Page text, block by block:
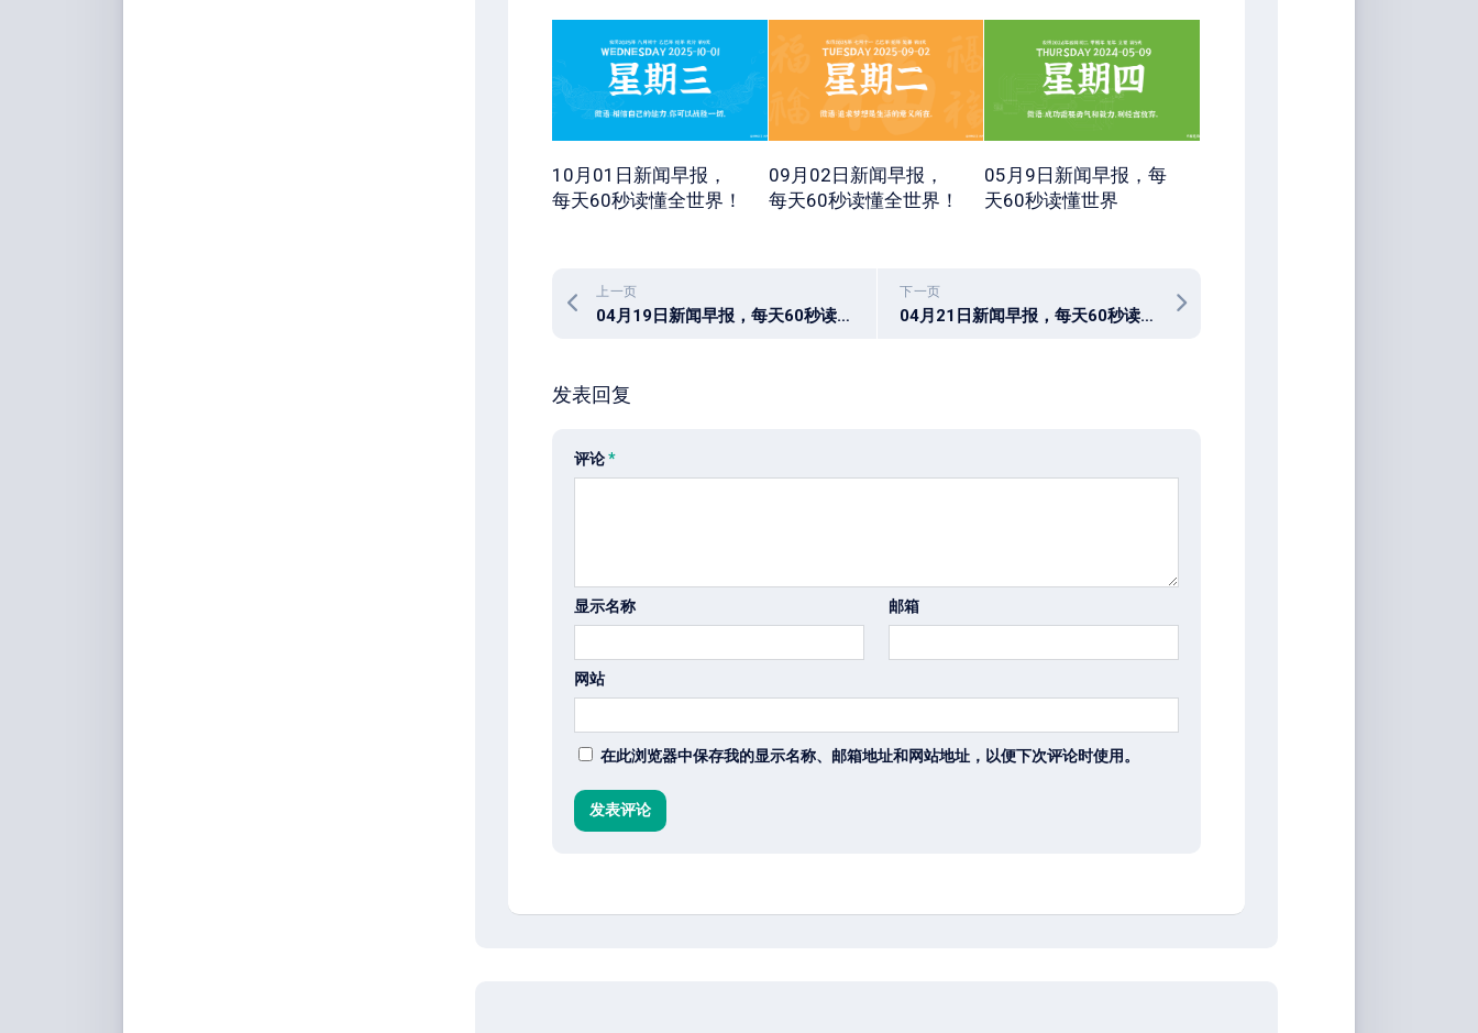
10月01日新闻早报，
每天60秒读懂全世界！
09月02日新闻早报，
每天60秒读懂全世界！
05月9日新闻早报，每
天60秒读懂世界
下一页
04月21日新闻早报，每天60秒读懂世界
上一页
04月19日新闻早报，每天60秒读懂世界
发表回复
评论*
显示名称 邮箱
网站
在此浏览器中保存我的显示名称、邮箱地址和网站地址，以便下次评论时使用。